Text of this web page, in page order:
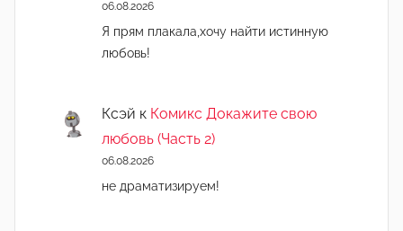
06.08.2026
Я прям плакала,хочу найти истинную
любовь!
Ксэй к Комикс Докажите свою
любовь (Часть 2)
06.08.2026
не драматизируем!